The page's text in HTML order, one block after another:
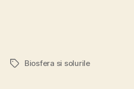
EticheteBiosfera si solurile